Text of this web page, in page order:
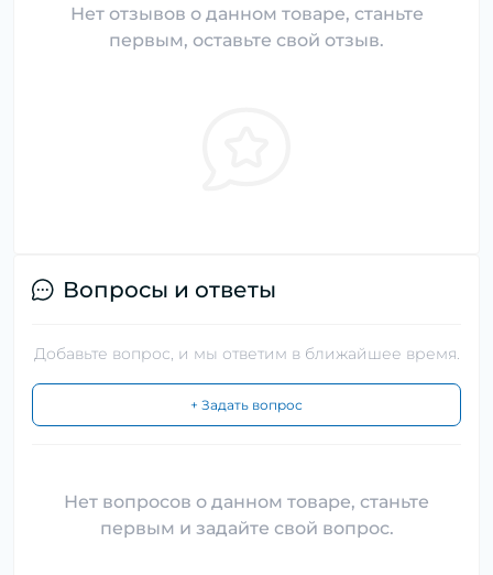
Нет отзывов о данном товаре, станьте
первым, оставьте свой отзыв.
Вопросы и ответы
Добавьте вопрос, и мы ответим в ближайшее время.
+ Задать вопрос
Нет вопросов о данном товаре, станьте
первым и задайте свой вопрос.